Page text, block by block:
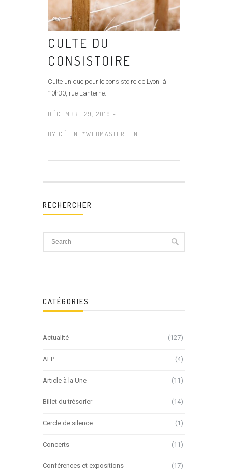
CULTE DU
CONSISTOIRE
Culte unique pour le consistoire de Lyon. à
10h30, rue Lanterne.
DÉCEMBRE 29, 2019 -
BY CÉLINE*WEBMASTER IN
RECHERCHER
CATÉGORIES
Actualité (127)
AFP (4)
Article à la Une (11)
Billet du trésorier (14)
Cercle de silence (1)
Concerts (11)
Conférences et expositions (17)